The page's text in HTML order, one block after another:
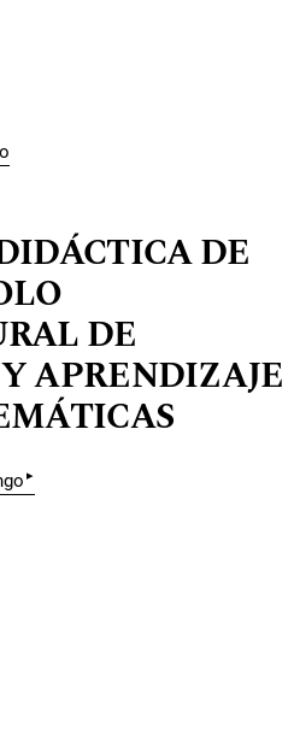
DE
DE
APRENDIZAJE
▸